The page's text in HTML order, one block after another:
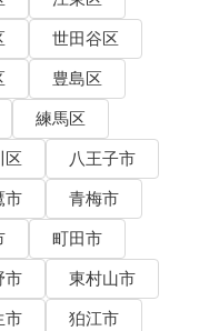
世田谷区
豊島区
練馬区
区
八王子市
市
青梅市
町田市
市
東村山市
市
狛江市